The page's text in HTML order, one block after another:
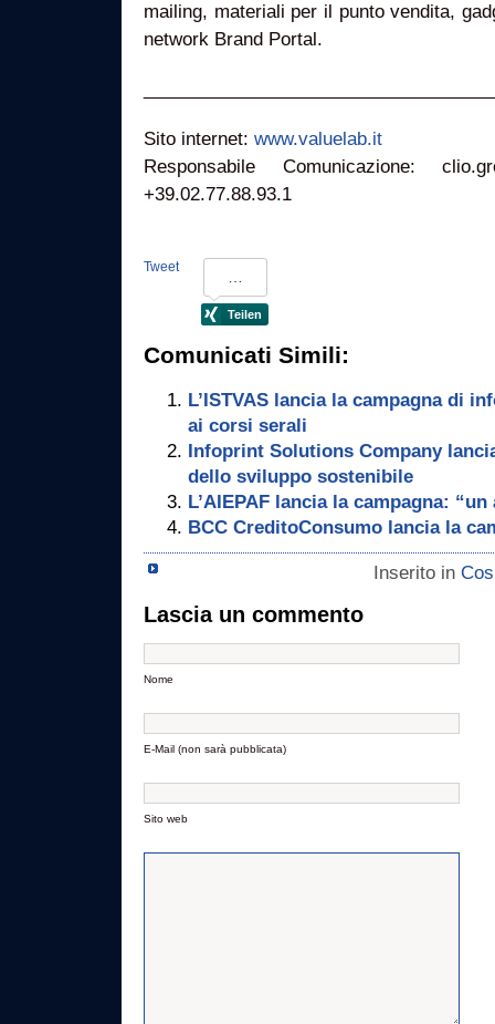
mailing, materiali per il punto vendita,
network Brand Portal.
Sito internet: www.valuelab.it
Responsabile Comunicazione:
+39.02.77.88.93.1
Tweet
Comunicati Simili:
L’ISTVAS lancia la campagna di
ai corsi serali
Infoprint Solutions Company
dello sviluppo sostenibile
L’AIEPAF lancia la campagna:
BCC CreditoConsumo lancia la
Inserito in
Lascia un commento
Nome
E-Mail (non sarà pubblicata)
Sito web